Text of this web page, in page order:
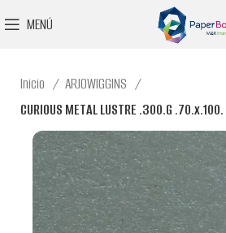
MENÚ
Inicio
ARJOWIGGINS
CURIOUS METAL LUSTRE .300.G .70.x.100.